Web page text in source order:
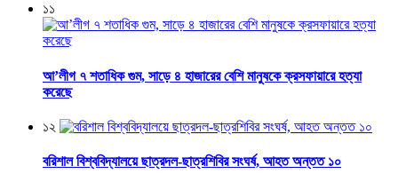
১১
আ’লীগ ৭ শতাধিক গুম, সাড়ে ৪ হাজারের বেশি মানুষকে ক্রসফায়ারে হত্যা
করেছে
১২
বরিশাল বিশ্ববিদ্যালয়ে ছাত্রদল-ছাত্রশিবির সংঘর্ষ, আহত অন্তত ১০